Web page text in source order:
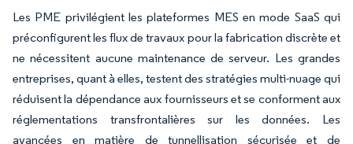
Les PME privilégient les plateformes MES en mode SaaS qui
préconfigurent les flux de travaux pour la fabrication discrète et
ne nécessitent aucune maintenance de serveur. Les grandes
entreprises, quant à elles, testent des stratégies multi-nuage qui
réduisent la dépendance aux fournisseurs et se conforment aux
réglementations transfrontalières sur les données. Les
avancées en matière de tunnellisation sécurisée et de